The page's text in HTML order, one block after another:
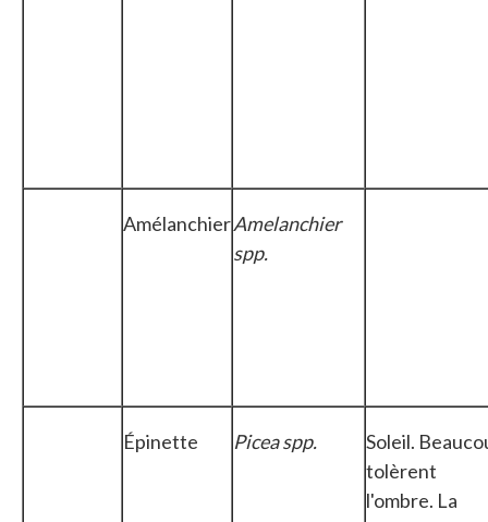
AmélanchierAmelanchier
spp.
Épinette Picea spp.
Soleil.
tolèrent
l'ombre. La